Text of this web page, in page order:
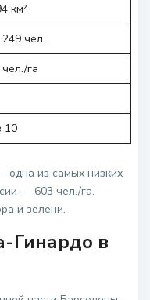
км²
чел.
га
10
одна из самых низких
— 603 чел./га.
и зелени.
Гинардо в